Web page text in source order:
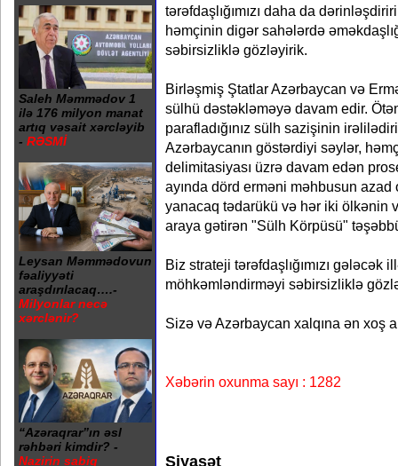
Saleh Məmmədov 1
ilə 176 milyon manat
artıq vəsait xərcləyib
- RƏSMİ
Leysan Məmmədovun
fəaliyyəti
araşdırılacaq….-
Milyonlar necə
xərclənir?
“Azəraqrar”ın əsl
rəhbəri kimdir? -
Nazirin sabiq
tərəfdaşlığımızı daha da
həmçinin digər sahələrdə
səbirsizliklə gözləyirik.
Birləşmiş Ştatlar Azərbaycan və
sülhü dəstəkləməyə davam edir.
parafladığınız sülh sazişinin
Azərbaycanın göstərdiyi səylər,
delimitasiyası üzrə davam edən
ayında dörd erməni məhbusun azad
yanacaq tədarükü və hər iki ölkənin
araya gətirən "Sülh Körpüsü"
Biz strateji tərəfdaşlığımızı
möhkəmləndirməyi səbirsizliklə
Sizə və Azərbaycan xalqına ən xoş
Xəbərin oxunma sayı : 1282
Siyasət